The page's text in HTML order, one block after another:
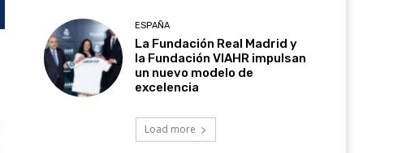
ESPAÑA
La Fundación Real Madrid y
la Fundación VIAHR impulsan
un nuevo modelo de
excelencia
Load more